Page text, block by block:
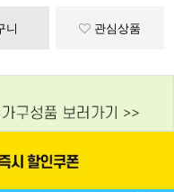
니 관심상품